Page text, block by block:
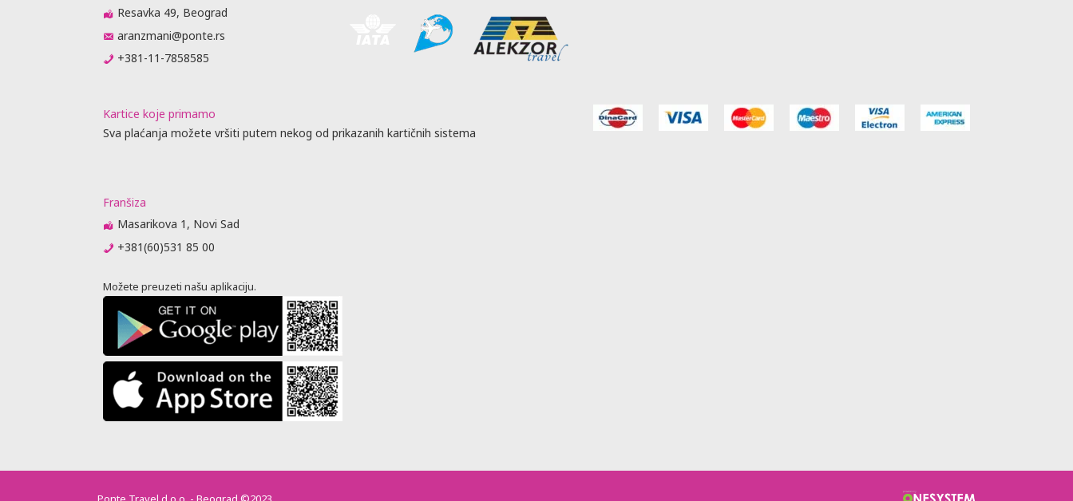
Resavka 49, Beograd
aranzmani@ponte.rs
+381-11-7858585
Kartice koje primamo
Sva plaćanja možete vršiti putem nekog od prikazanih kartičnih sistema
Franšiza
Masarikova 1, Novi Sad
+381(60)531 85 00
Možete preuzeti našu aplikaciju.